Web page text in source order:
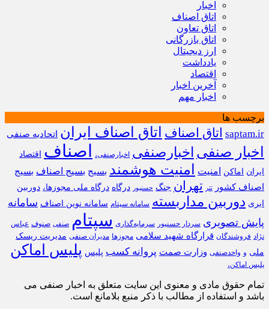
اخبار
اتاق اصناف
اتاق تعاون
اتاق بازرگانی
ارز دیجیتال
یادداشت
اقتصاد
آخرین اخبار
اخبار مهم
برچسب ها
saptam.ir اتاق اصناف اتاق اصناف ایران اتحادیه صنفی
اخبار صنفی اخبارصنفی اخبارصنفی، اصناف اقتصاد
ایران اماکن امنیت امنیت هوشمند بسیج بسیج اصناف بسیج
اصناف کشور
تتر تهران جنگ حسنپور درگاه درگاه ملی مجوزها، دوربین
ابری دوربین مداربسته سامانه سپتام سامانه نوین اصناف سامانه
پایش تصویری سردار حسنپور سرمایه‌گذاری سپتام صنفی صنوف عباس
نژاد فروشندگان قرارگاه شهید سلامی مجوزها مدیران صنفی مدیریت ریسک
ملی و واحدصنفی وزارت صمت پروانه کسب پلیس پلیس اماکن
پلیس اماکن،
تمام حقوق مادی و معنوی این سایت متعلق به اخبار صنفی می
باشد و استفاده از مطالب با ذکر منبع بلامانع است.